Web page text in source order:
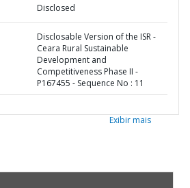
Disclosed
Disclosable Version of the ISR -
Ceara Rural Sustainable
Development and
Competitiveness Phase II -
P167455 - Sequence No : 11
Exibir mais